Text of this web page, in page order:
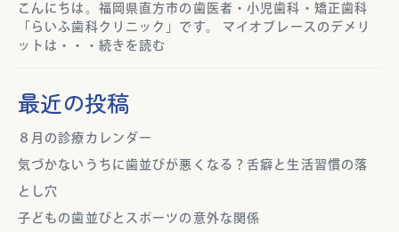
こんにちは。福岡県直方市の歯医者・小児歯科・矯正歯科
「らいふ歯科クリニック」です。 マイオブレースのデメリ
ットは・・・続きを読む
最近の投稿
８月の診療カレンダー
気づかないうちに歯並びが悪くなる？舌癖と生活習慣の落
とし穴
子どもの歯並びとスポーツの意外な関係